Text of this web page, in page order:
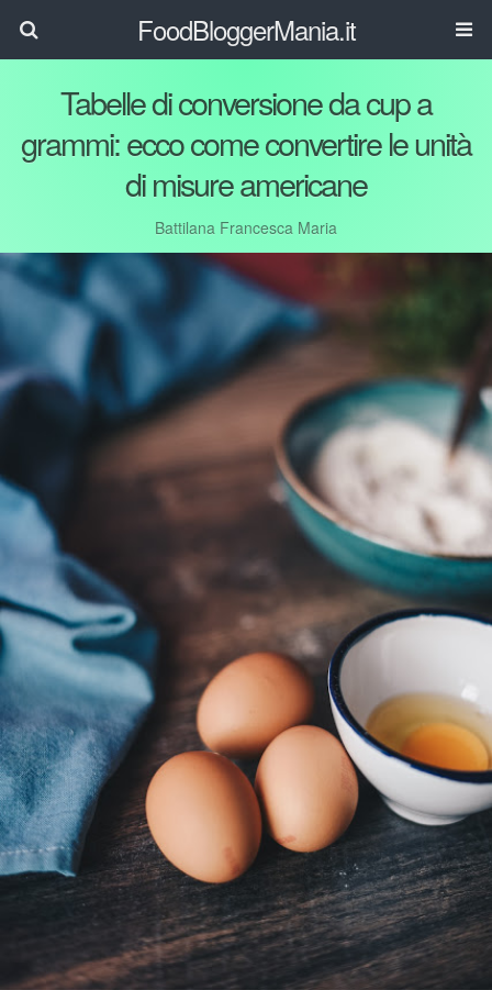
FoodBloggerMania.it
Tabelle di conversione da cup a
grammi: ecco come convertire le unità
di misure americane
Battilana Francesca Maria